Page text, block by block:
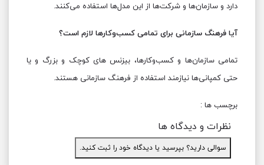
دارد و سازمان‌ها و شرکت‌ها از این مدل‌ها استفاده می‌کنند.
آیا فرهنگ سازمانی برای تمامی کسب‌وکارها لازم است؟
تمامی سازمان‌ها و کسب‌وکارها، بیزنس های کوچک و بزرگ و یا
حتی کمپانی‌ها نیازمند استفاده از فرهنگ سازمانی هستند.
برچسب ها :
نظرات و دیدگاه ها
سوالی دارید؟ بپرسید یا دیدگاه خود را ثبت کنید.